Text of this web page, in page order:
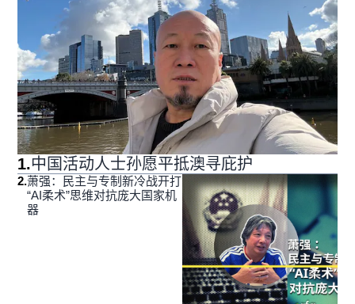
1.中国活动人士孙愿平抵澳寻庇护
2.萧强：民主与专制新冷战开打
“AI柔术”思维对抗庞大国家机
器